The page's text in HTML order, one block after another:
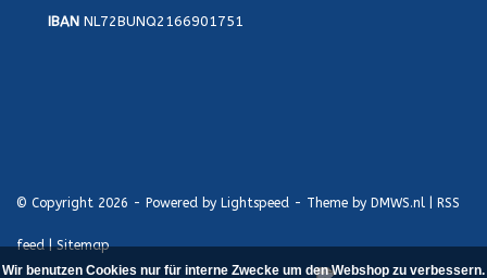
IBAN NL72BUNQ2166901751
© Copyright 2026 - Powered by Lightspeed - Theme by DMWS.nl RSS
feed|Sitemap
Wir benutzen Cookies nur für interne Zwecke um den Webshop zu verbessern.